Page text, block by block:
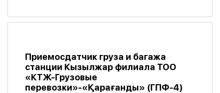
Приемосдатчик груза и багажа
станции Кызылжар филиала ТОО
«КТЖ-Грузовые
перевозки»-«Қарағанды» (ГПФ-4)